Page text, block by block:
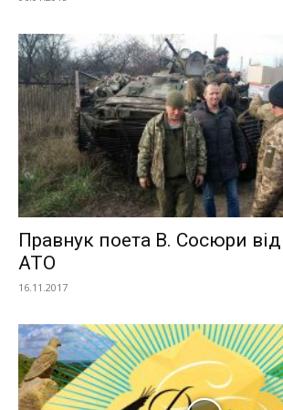
Правнук поета В. Сосюри
АТО
16.11.2017